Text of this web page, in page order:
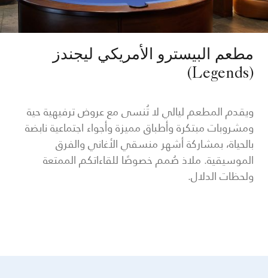
مطعم البيسترو الأمريكي ليجندز
(Legends)
ويقدم المطعم ليالي لا تُنسى مع عروض ترفيهية حية
ومشروبات مبتكرة وأطباق مميزة وأجواء اجتماعية نابضة
بالحياة، بمشاركة أشهر منسقي الأغاني والفرق
الموسيقية. ملاذ صُمم خصوصًا للقاءاتكم الممتعة
ولحظات الدلال.